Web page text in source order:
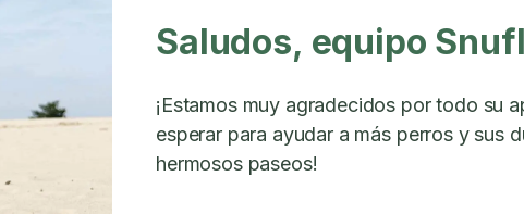
Saludos, equipo Snufl
¡Estamos muy agradecidos por todo su
esperar para ayudar a más perros y sus
hermosos paseos!